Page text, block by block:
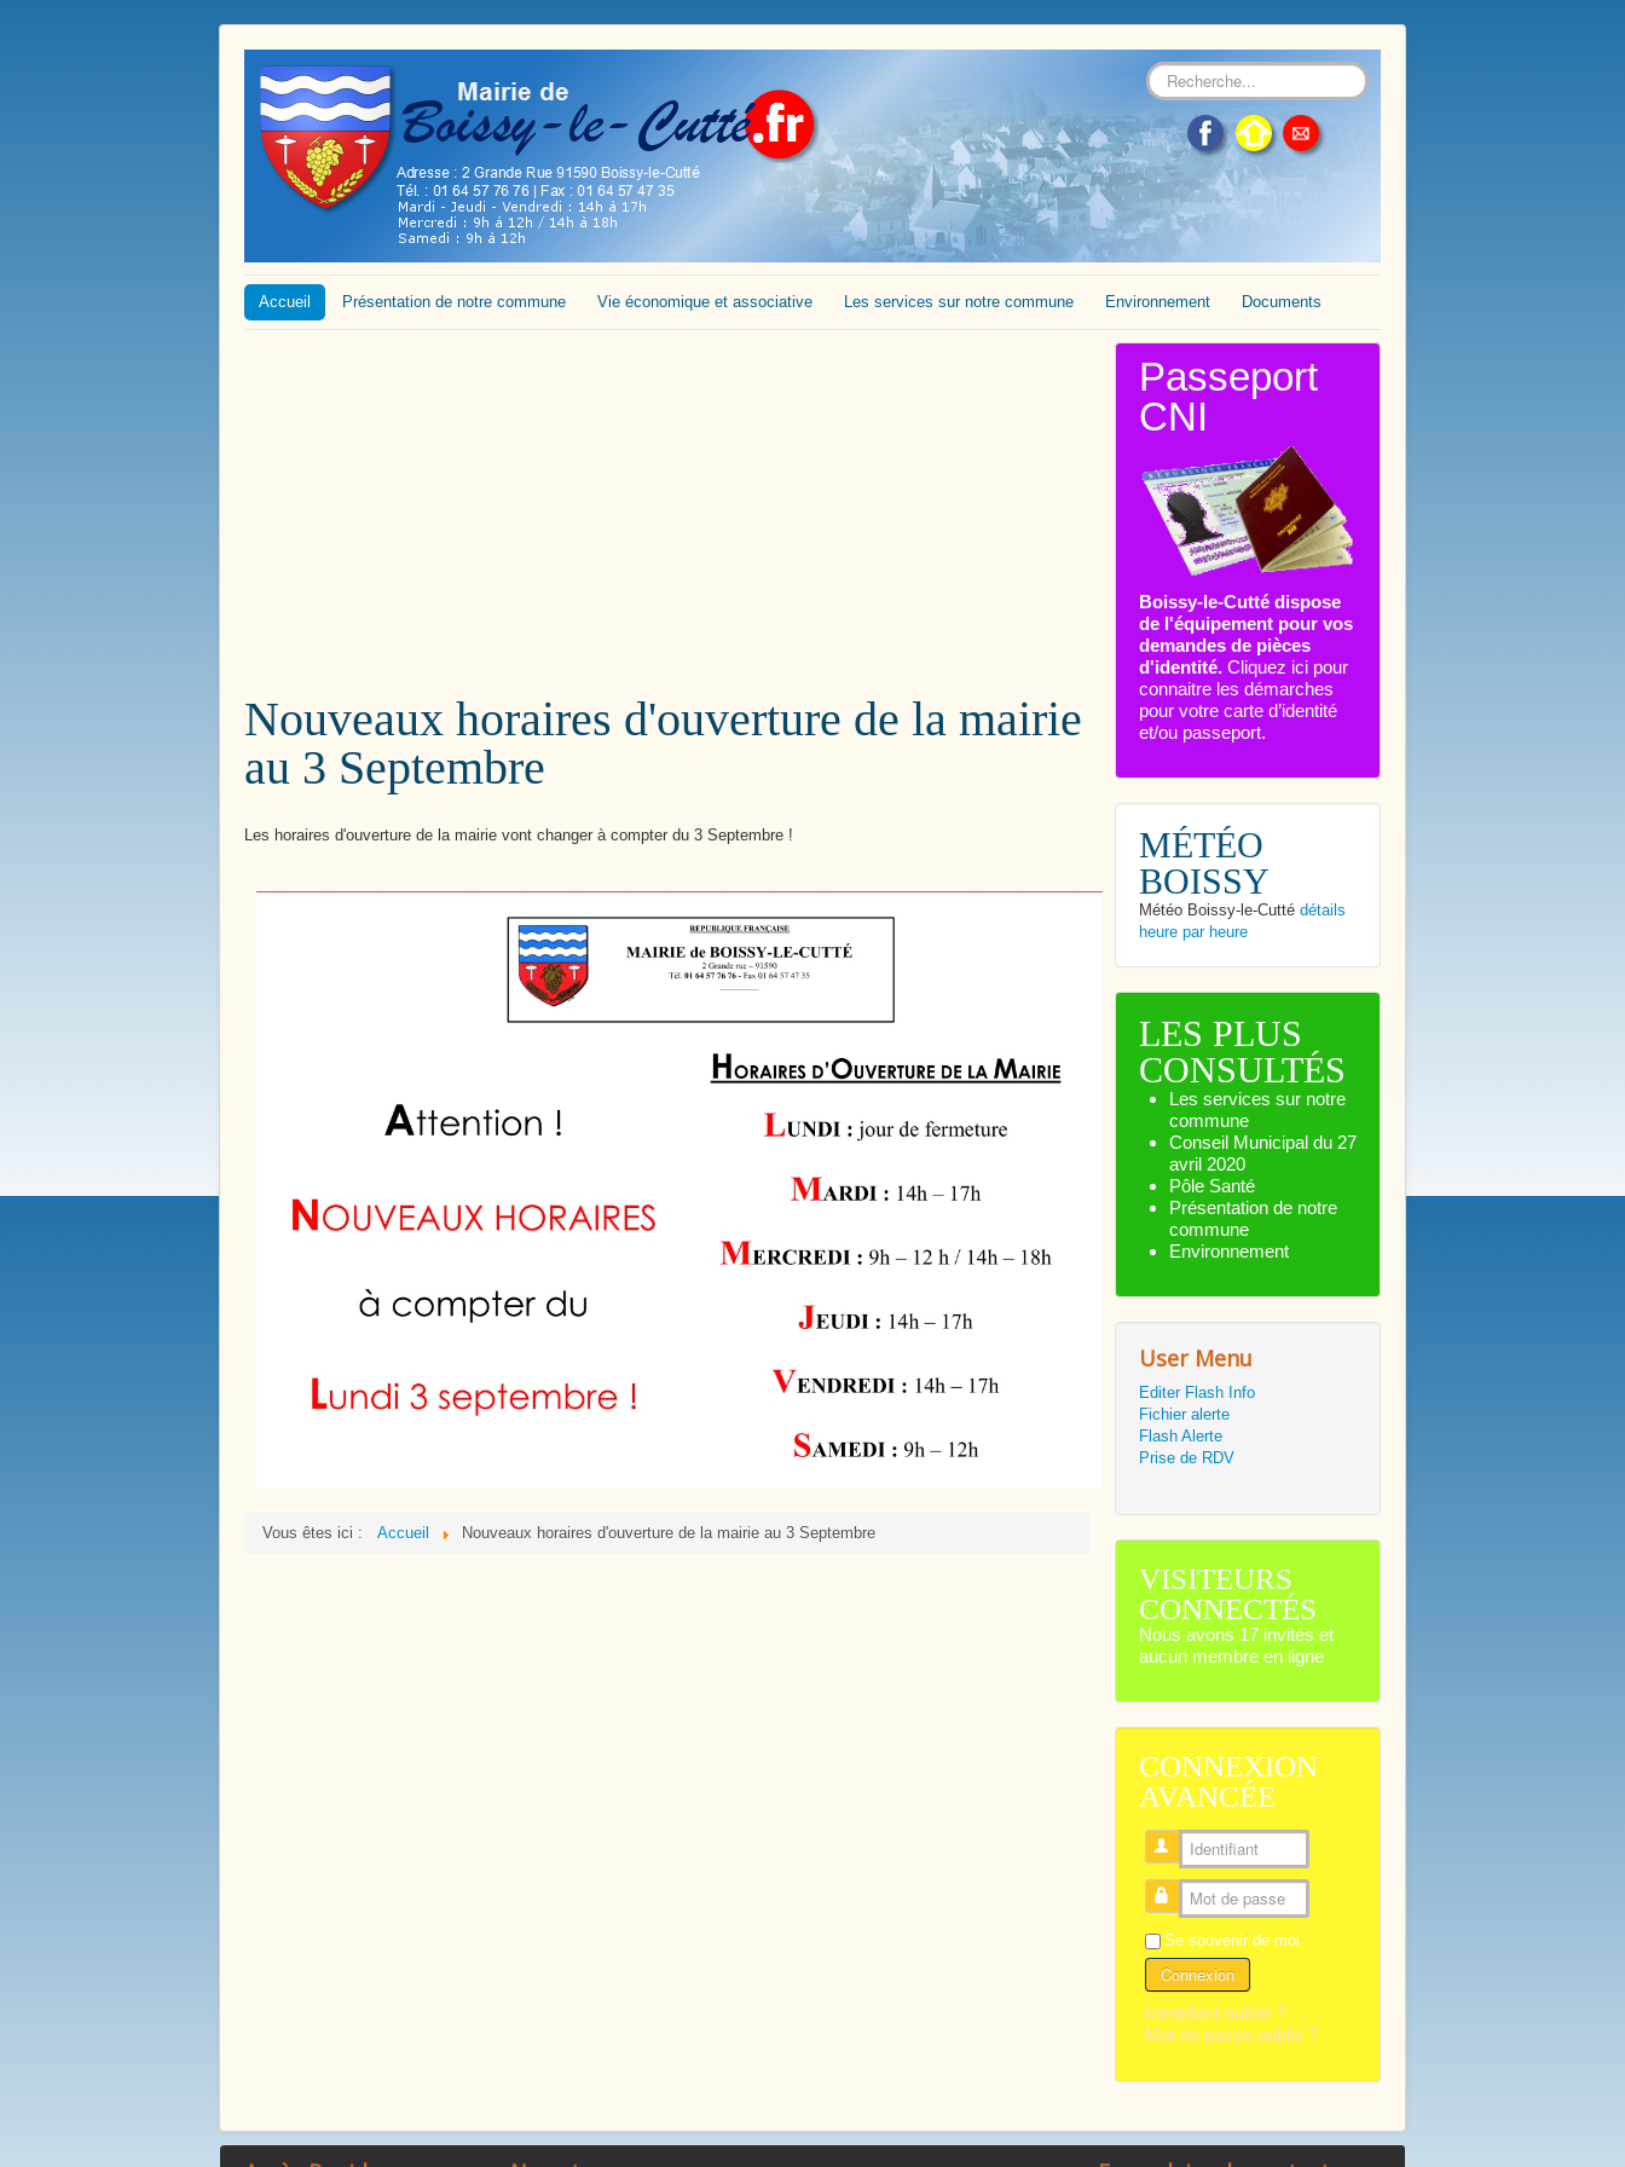
Rechercher
Accueil Présentation de notre commune Vie économique et associative Les services sur notre commune Environnement Documents
Bienvenue à
Boissy le Cutté
Bienvenue à
Boissy le Cutté
Notre Histoire
Nouveaux horaires d'ouverture de la mairie
au 3 Septembre
Les horaires d'ouverture de la mairie vont changer à compter du 3 Septembre !
Vous êtes ici : Accueil Nouveaux horaires d'ouverture de la mairie au 3 Septembre
Passeport
CNI
Boissy-le-Cutté dispose
de l'équipement pour vos
demandes de pièces
d'identité. Cliquez ici pour
connaitre les démarches
pour votre carte d’identité
et/ou passeport.
MÉTÉO
BOISSY
Météo Boissy-le-Cutté détails
heure par heure
LES PLUS
CONSULTÉS
Les services sur notre
commune
Conseil Municipal du 27
avril 2020
Pôle Santé
Présentation de notre
commune
Environnement
User Menu
Editer Flash Info
Fichier alerte
Flash Alerte
Prise de RDV
VISITEURS
CONNECTÉS
Nous avons 17 invités et
aucun membre en ligne
CONNEXION
AVANCÉE
Identifiant
Mot de passe
Se souvenir de moi
Connexion
Identifiant oublié ?
Mot de passe oublié ?